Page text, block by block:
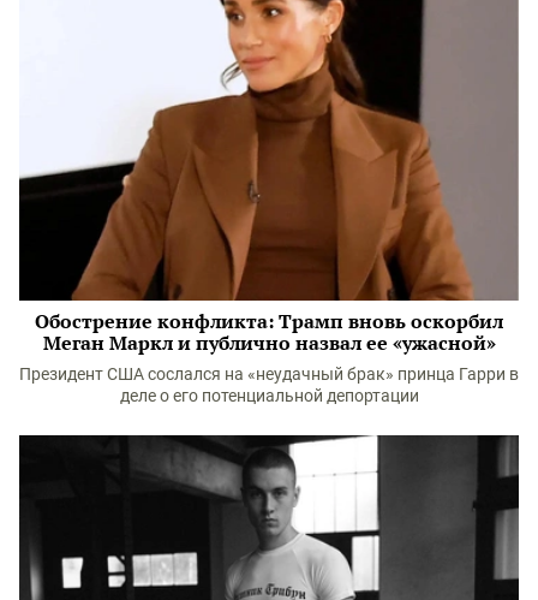
Обострение конфликта: Трамп вновь оскорбил
Меган Маркл и публично назвал ее «ужасной»
Президент США сослался на «неудачный брак» принца Гарри в
деле о его потенциальной депортации